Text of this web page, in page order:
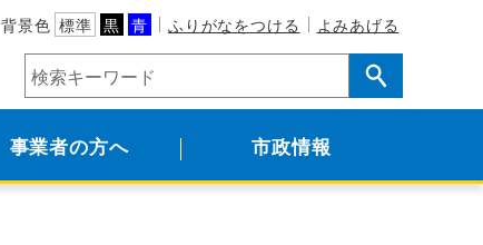
背景色 標準 黒 青 ふりがなをつける よみあげる
事業者の方へ 市政情報